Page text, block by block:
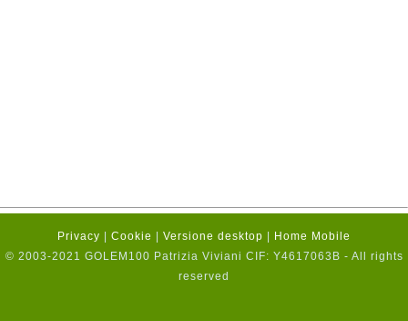
Privacy Cookie Versione desktop
Home Mobile
© 2003-2021 GOLEM100 Patrizia Viviani CIF: Y4617063B - All rights
reserved